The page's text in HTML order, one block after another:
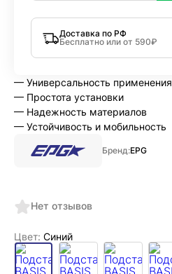
Нет отзывов
Цвет: Синий
Доставка по РФ
Бесплатно или от 590₽
— Универсальность применения
— Простота установки
— Надежность материалов
— Устойчивость и мобильность
Бренд:EPG